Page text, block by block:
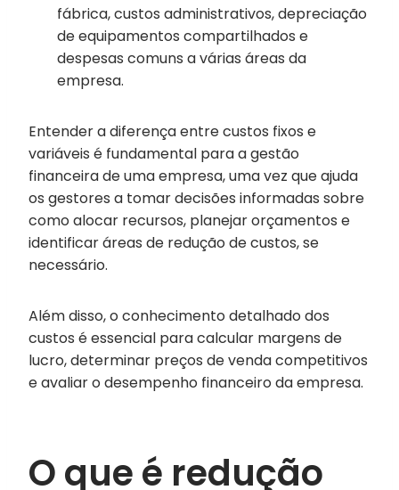
fábrica, custos administrativos, depreciação
de equipamentos compartilhados e
despesas comuns a várias áreas da
empresa.
Entender a diferença entre custos fixos e
variáveis é fundamental para a gestão
financeira de uma empresa, uma vez que ajuda
os gestores a tomar decisões informadas sobre
como alocar recursos, planejar orçamentos e
identificar áreas de redução de custos, se
necessário.
Além disso, o conhecimento detalhado dos
custos é essencial para calcular margens de
lucro, determinar preços de venda competitivos
e avaliar o desempenho financeiro da empresa.
O que é redução